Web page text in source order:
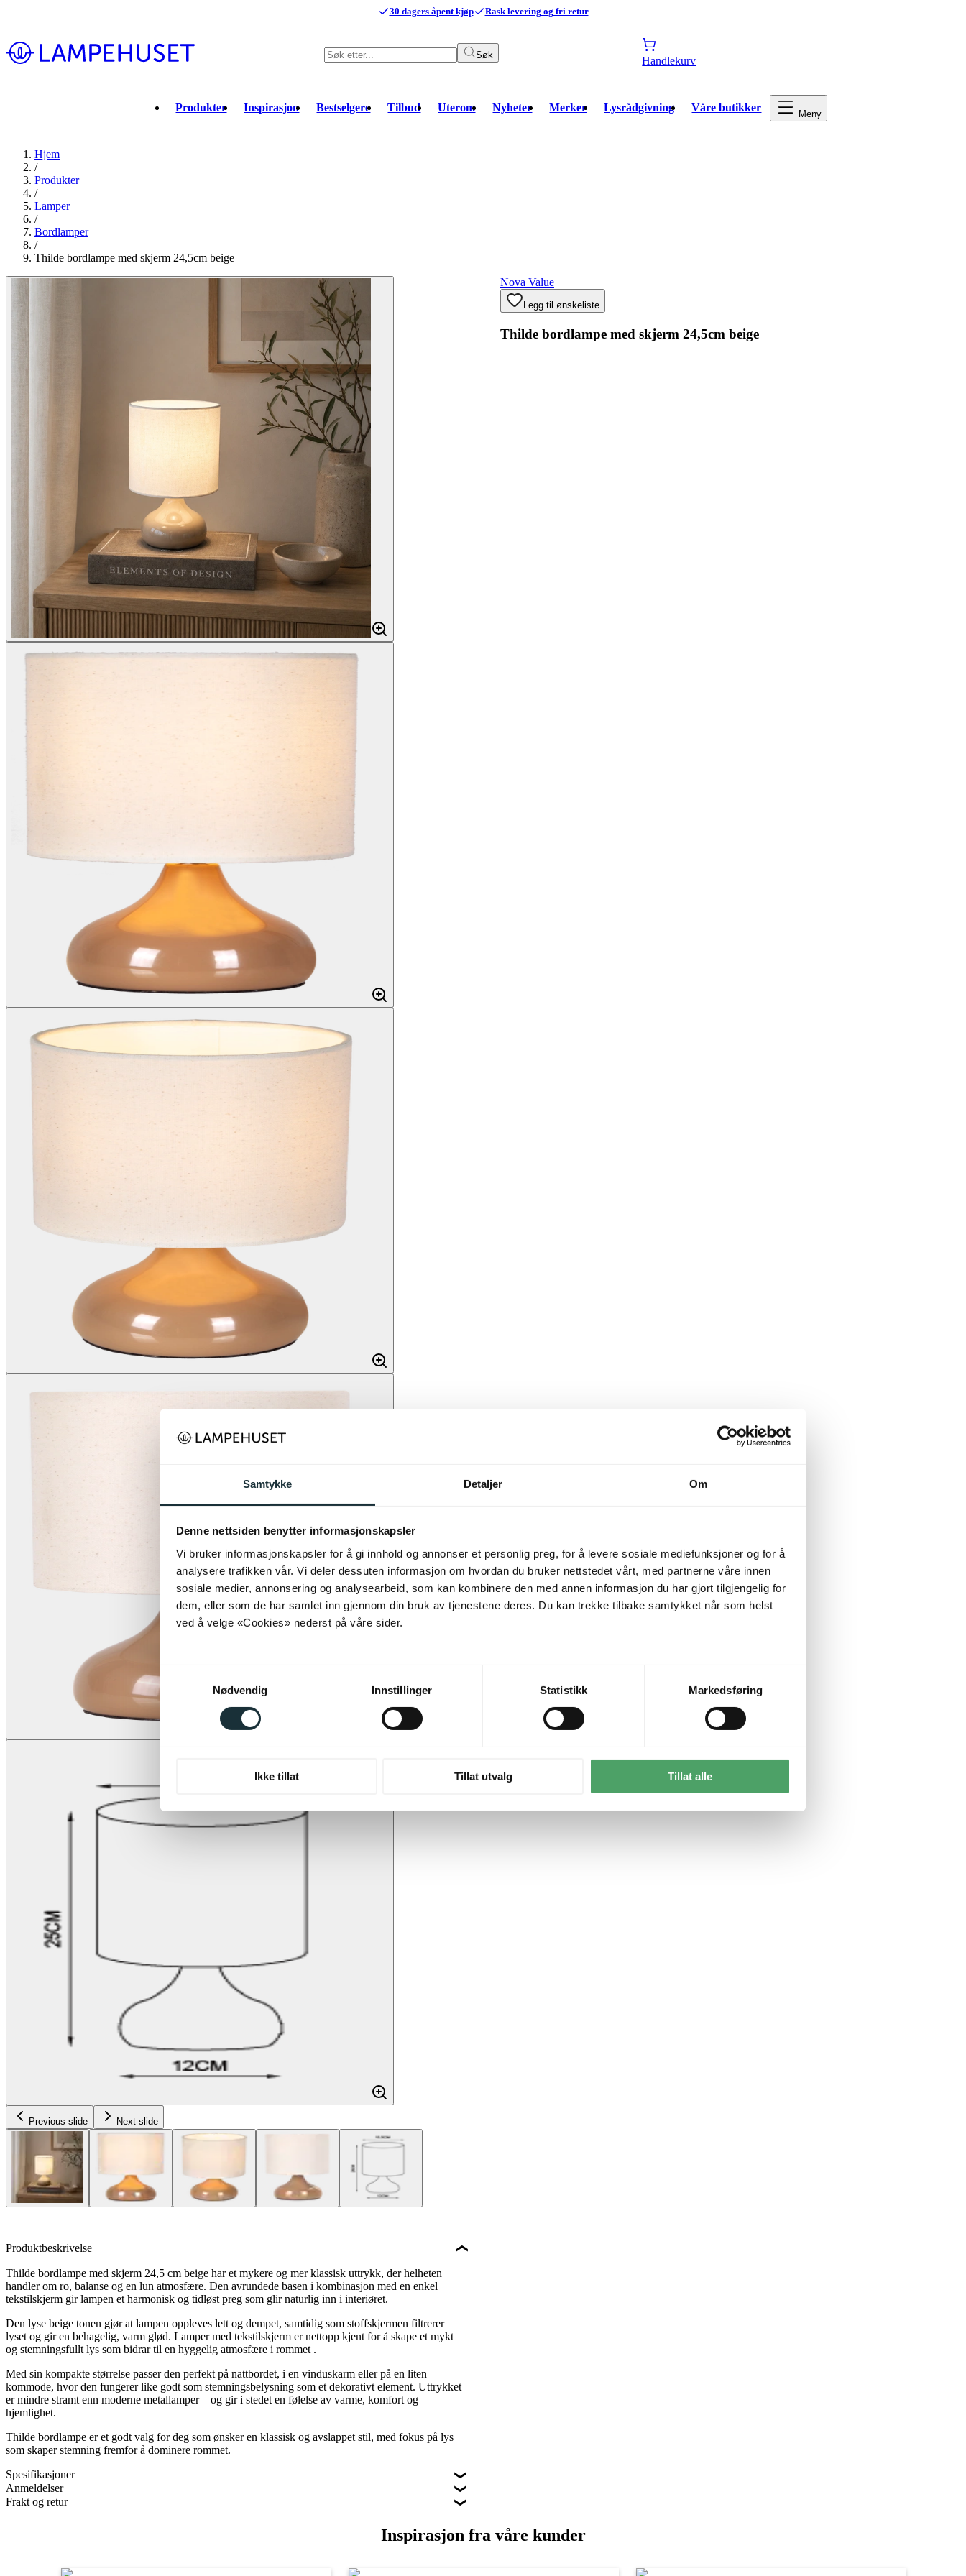
Samtykke Detaljer Om
Denne nettsiden benytter informasjonskapsler
Vi bruker informasjonskapsler for å gi innhold og annonser et personlig preg, for å levere sosiale mediefunksjoner og for å
analysere trafikken vår. Vi deler dessuten informasjon om hvordan du bruker nettstedet vårt, med partnerne våre innen
sosiale medier, annonsering og analysearbeid, som kan kombinere den med annen informasjon du har gjort tilgjengelig for
dem, eller som de har samlet inn gjennom din bruk av tjenestene deres. Du kan trekke tilbake samtykket når som helst
ved å velge «Cookies» nederst på våre sider.
Nødvendig
Innstillinger Statistikk Markedsføring
Ikke tillat Tillat utvalg Tillat alle
30 dagers åpent kjøp Rask levering og fri retur
Søk Handlekurv
Produkter Inspirasjon Bestselgere Tilbud Uterom Nyheter Merker Lysrådgivning Våre butikker Meny
Hjem
/
Produkter
/
Lamper
/
Bordlamper
/
Thilde bordlampe med skjerm 24,5cm beige
Previous slide Next slide
Nova Value
Legg til ønskeliste
Thilde bordlampe med skjerm 24,5cm beige
Produktbeskrivelse
Thilde bordlampe med skjerm 24,5 cm beige har et mykere og mer klassisk uttrykk, der helheten
handler om ro, balanse og en lun atmosfære. Den avrundede basen i kombinasjon med en enkel
tekstilskjerm gir lampen et harmonisk og tidløst preg som glir naturlig inn i interiøret.
Den lyse beige tonen gjør at lampen oppleves lett og dempet, samtidig som stoffskjermen filtrerer
lyset og gir en behagelig, varm glød. Lamper med tekstilskjerm er nettopp kjent for å skape et mykt
og stemningsfullt lys som bidrar til en hyggelig atmosfære i rommet .
Med sin kompakte størrelse passer den perfekt på nattbordet, i en vinduskarm eller på en liten
kommode, hvor den fungerer like godt som stemningsbelysning som et dekorativt element. Uttrykket
er mindre stramt enn moderne metallamper – og gir i stedet en følelse av varme, komfort og
hjemlighet.
Thilde bordlampe er et godt valg for deg som ønsker en klassisk og avslappet stil, med fokus på lys
som skaper stemning fremfor å dominere rommet.
Spesifikasjoner
Anmeldelser
Frakt og retur
Inspirasjon fra våre kunder